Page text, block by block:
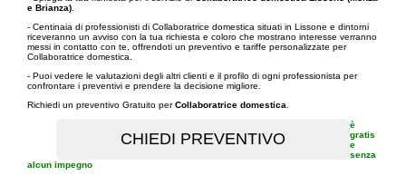
e Brianza)
- Centinaia di professionisti di Collaboratrice domestica situati in Lissone e dintorni
riceveranno un avviso con la tua richiesta e coloro che mostrano interesse verranno
messi in contatto con te, offrendoti un preventivo e tariffe personalizzate per
Collaboratrice domestica.
- Puoi vedere le valutazioni degli altri clienti e il profilo di ogni professionista per
confrontare i preventivi e prendere la decisione migliore.
Richiedi un preventivo Gratuito perCollaboratrice domestica
è
gratis
e
senza
alcun impegno